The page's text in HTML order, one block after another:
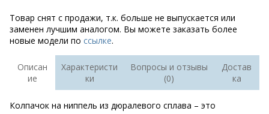
Товар снят с продажи, т.к. больше не выпускается или
заменен лучшим аналогом. Вы можете заказать более
новые модели по ссылке.
Описан
ие
Характеристи
ки
Вопросы и отзывы
(0)
Достав
ка
Колпачок на ниппель из дюралевого сплава – это